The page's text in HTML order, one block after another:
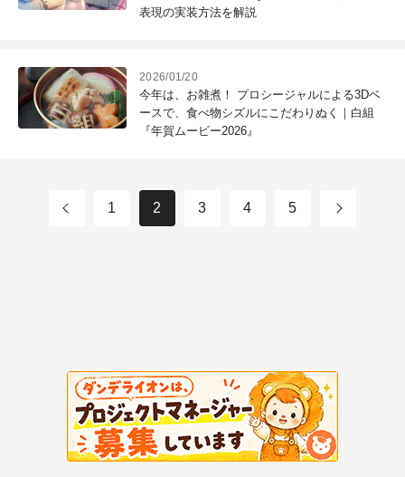
表現の実装方法を解説
2026/01/20
今年は、お雑煮！ プロシージャルによる3Dベ
ースで、食べ物シズルにこだわりぬく｜白組
『年賀ムービー2026』
1 2 3 4 5